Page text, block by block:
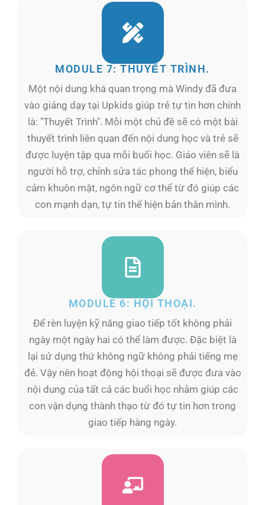
MODULE 7: THUYẾT TRÌNH.
Một nội dung khá quan trọng mà Windy đã đưa
vào giảng dạy tại Upkids giúp trẻ tự tin hơn chính
là: "Thuyết Trình". Mỗi một chủ đề sẽ có một bài
thuyết trình liên quan đến nội dung học và trẻ sẽ
được luyện tập qua mỗi buổi học. Giáo viên sẽ là
người hỗ trợ, chỉnh sửa tác phong thể hiện, biểu
cảm khuôn mặt, ngôn ngữ cơ thể từ đó giúp các
con mạnh dạn, tự tin thể hiện bản thân mình.
MODULE 6: HỘI THOẠI.
Để rèn luyện kỹ năng giao tiếp tốt không phải
ngày một ngày hai có thể làm được. Đặc biệt là
lại sử dụng thứ không ngữ không phải tiếng mẹ
đẻ. Vậy nên hoạt động hội thoại sẽ được đưa vào
nội dung của tất cả các buổi học nhằm giúp các
con vận dụng thành thạo từ đó tự tin hơn trong
giao tiếp hàng ngày.